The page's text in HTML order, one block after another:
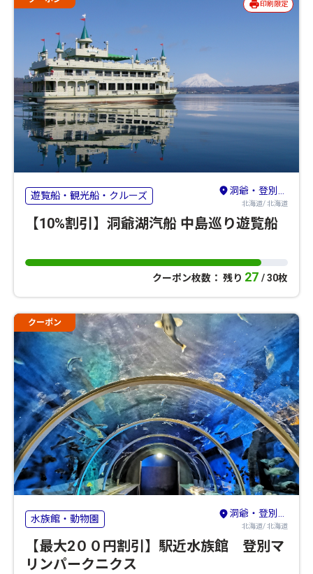
印刷限定
遊覧船・観光船・クルーズ 洞爺・登別・苫小牧・室蘭
北海道/ 北海道
【10%割引】洞爺湖汽船 中島巡り遊覧船
クーポン枚数： 残り 27 / 30枚
クーポン
水族館・動物園 洞爺・登別・苫小牧・室蘭
北海道/ 北海道
【最大2００円割引】駅近水族館 登別マ
リンパークニクス